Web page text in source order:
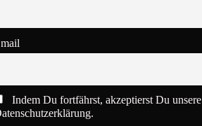
Indem Du fortfährst, akzeptierst Du unsere